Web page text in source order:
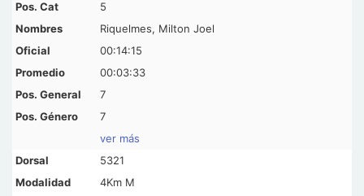
5
Riquelmes, Milton Joel
00:14:15
00:03:33
7
7
ver más
5321
4Km M